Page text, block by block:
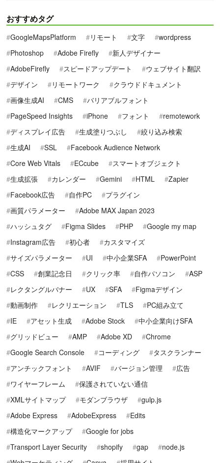
おすすめタグ
GoogleMapsPlatform リモート 文字
wordpress
Photoshop
Adobe Firefly
新人デザイナー
AdobeFirefly
スピードアップデート
ウェブサイト翻訳
デザイン
リモートワーク
クラウドドキュメント
画像生成AI
CMS
バリアブルフォント
PageSpeed Insights
iPhone フォント
remotework
ディスプレイ広告
生成塗りつぶし
絞り込み検索
生成AI
SSL
Facebook Audience Network
Core Web Vitals
ECcube
スマートオブジェクト
生成拡張
カレンダー Gemini HTML
Zapier
Facebook広告
自作PC
プラグイン
画質パラメーター
Adobe MAX Japan 2023
ハッシュタグ
Figma Slides PHP
Google my map
Instagram広告
初心者
カスタマイズ
サイズパラメーター
UI 中小企業SFA
PowerPoint
CSS
創業記念日 クリック率 自作パソコン
ASP
レクタングルバナー
UX SFA
Figmaデザイン
動画制作
レクリエーション TLS
PC組み立て
IE
アセット生成 Adobe Stock
中小企業向けSFA
グリッドビュー
AMP Adobe XD
Chrome
Google Search Console
コーディング
タスクランナー
アンチックフォント
AVIF バージョン管理
広告
ワイヤーフレーム
保護されていない通信
XMLサイトマップ
モダンブラウザ
gulp.js
Adobe Express
AdobeExpress
Edits
構造化マークアップ
Google for jobs
Transport Layer Security
shopify gap
node.js